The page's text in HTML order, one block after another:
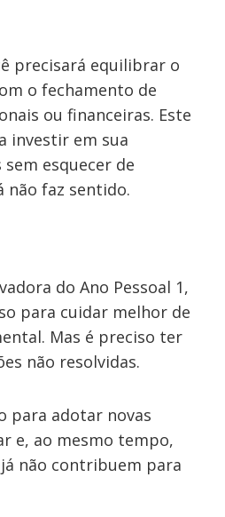
precisará equilibrar o
o fechamento de
ou financeiras. Este
investir em sua
esquecer de
não faz sentido.
do Ano Pessoal 1,
para cuidar melhor de
Mas é preciso ter
não resolvidas.
para adotar novas
e, ao mesmo tempo,
não contribuem para